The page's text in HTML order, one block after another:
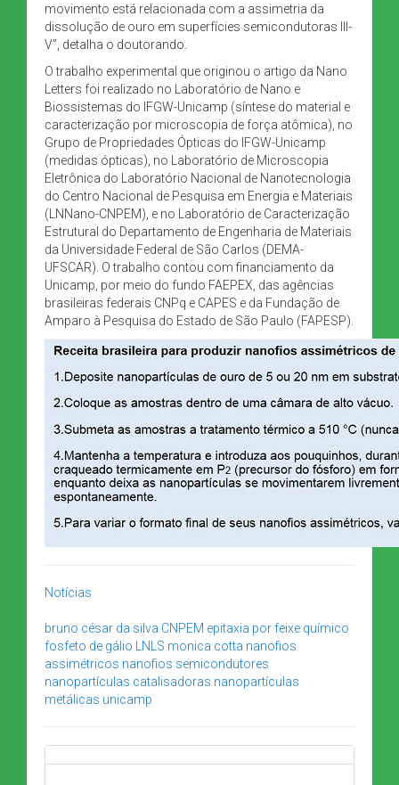
movimento está relacionada com a assimetria da
dissolução de ouro em superfícies semicondutoras III-
V”, detalha o doutorando.
O trabalho experimental que originou o artigo da Nano
Letters foi realizado no Laboratório de Nano e
Biossistemas do IFGW-Unicamp (síntese do material e
caracterização por microscopia de força atômica), no
Grupo de Propriedades Ópticas do IFGW-Unicamp
(medidas ópticas), no Laboratório de Microscopia
Eletrônica do Laboratório Nacional de Nanotecnologia
do Centro Nacional de Pesquisa em Energia e Materiais
(LNNano-CNPEM), e no Laboratório de Caracterização
Estrutural do Departamento de Engenharia de Materiais
da Universidade Federal de São Carlos (DEMA-
UFSCAR). O trabalho contou com financiamento da
Unicamp, por meio do fundo FAEPEX, das agências
brasileiras federais CNPq e CAPES e da Fundação de
Amparo à Pesquisa do Estado de São Paulo (FAPESP).
Notícias
bruno césar da silva CNPEM epitaxia por feixe químico
fosfeto de gálio
LNLS monica cotta nanofios
assimétricos nanofios semicondutores
nanopartículas catalisadoras nanopartículas
metálicas unicamp